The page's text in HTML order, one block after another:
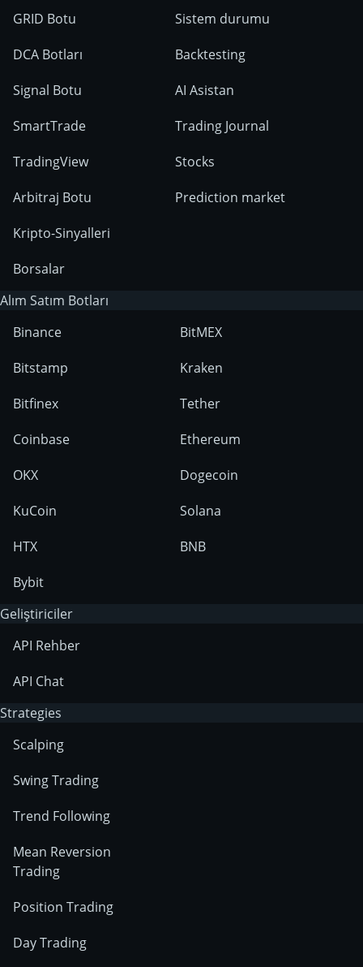
GRID Botu
DCA Botları
Signal Botu
SmartTrade
TradingView
Arbitraj Botu
Kripto-Sinyalleri
Borsalar
Sistem durumu
Backtesting
AI Asistan
Trading Journal
Stocks
Prediction market
Alım Satım Botları
Binance
Bitstamp
Bitfinex
Coinbase
OKX
KuCoin
HTX
Bybit
BitMEX
Kraken
Tether
Ethereum
Dogecoin
Solana
BNB
Geliştiriciler
API Rehber
API Chat
Strategies
Scalping
Swing Trading
Trend Following
Mean Reversion
Trading
Position Trading
Day Trading